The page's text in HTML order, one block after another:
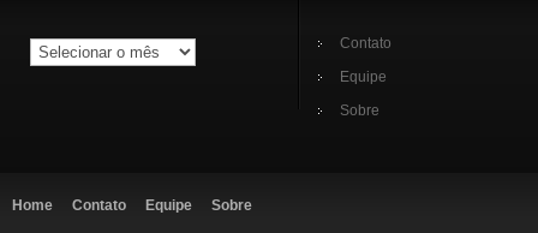
Contato
Equipe
Sobre
Home Contato Equipe Sobre